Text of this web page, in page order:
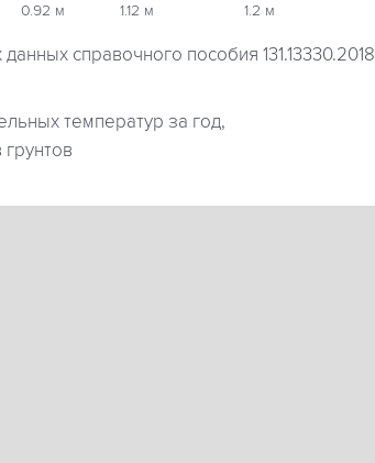
0.92 м 1.12 м 1.2 м
справочного пособия 131.13330.2018
температур за год,